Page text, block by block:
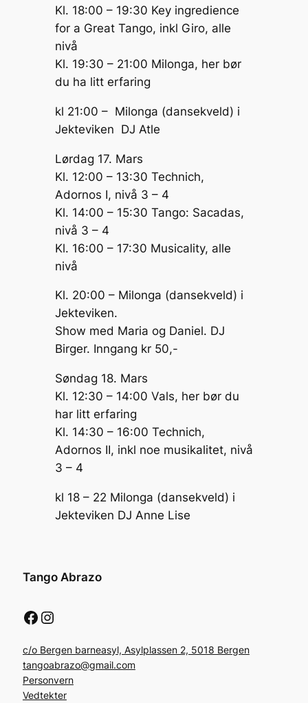
Kl. 18:00 – 19:30 Key ingredience
for a Great Tango, inkl Giro, alle
nivå
Kl. 19:30 – 21:00 Milonga, her bør
du ha litt erfaring
kl 21:00 – Milonga (dansekveld) i
Jekteviken DJ Atle
Lørdag 17. Mars
Kl. 12:00 – 13:30 Technich,
Adornos I, nivå 3 – 4
Kl. 14:00 – 15:30 Tango: Sacadas,
nivå 3 – 4
Kl. 16:00 – 17:30 Musicality, alle
nivå
Kl. 20:00 – Milonga (dansekveld) i
Jekteviken.
Show med Maria og Daniel. DJ
Birger. Inngang kr 50,-
Søndag 18. Mars
Kl. 12:30 – 14:00 Vals, her bør du
har litt erfaring
Kl. 14:30 – 16:00 Technich,
Adornos II, inkl noe musikalitet, nivå
3 – 4
kl 18 – 22 Milonga (dansekveld) i
Jekteviken DJ Anne Lise
Tango Abrazo
Facebook Instagram
c/o Bergen barneasyl, Asylplassen 2, 5018 Bergen
tangoabrazo@gmail.com
Personvern
Vedtekter